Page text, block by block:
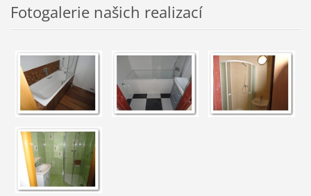
Fotogalerie našich realizací